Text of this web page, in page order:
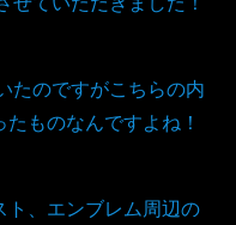
たのですがこちらの内
ものなんですよね！
、エンブレム周辺の